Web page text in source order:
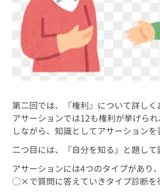
第二回では、『権利』について詳しく
アサーションでは12も権利が挙げら
しながら、知識としてアサーションを
二つ目には、『自分を知る』と題して
アサーションには4つのタイプがあり
◯×で質問に答えていきタイプ診断を